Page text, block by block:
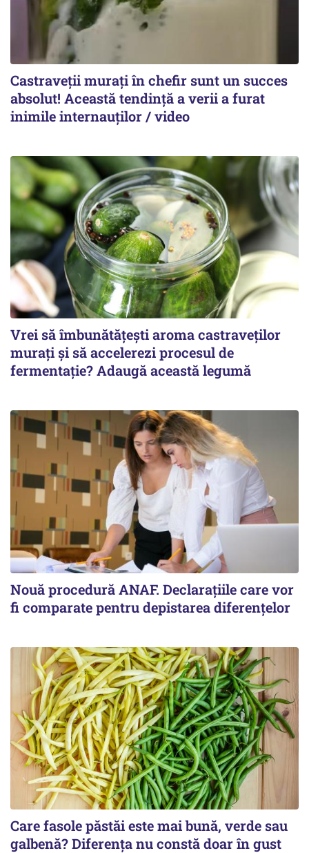
Castraveții murați în chefir sunt un succes
absolut! Această tendință a verii a furat
inimile internauților / video
Vrei să îmbunătățești aroma castraveților
murați și să accelerezi procesul de
fermentație? Adaugă această legumă
Nouă procedură ANAF. Declarațiile care vor
fi comparate pentru depistarea diferențelor
Care fasole păstăi este mai bună, verde sau
galbenă? Diferența nu constă doar în gust